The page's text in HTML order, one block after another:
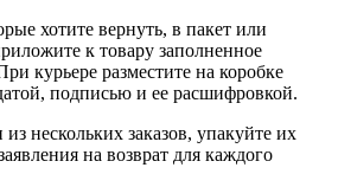
хотите вернуть, в пакет или
к товару заполненное
курьере разместите на коробке
подписью и ее расшифровкой.
нескольких заказов, упакуйте их
на возврат для каждого